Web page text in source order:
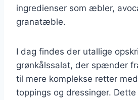
ingredienser som æbler,
granatæble.
I dag findes der utallige
grønkålssalat, der spænder
til mere komplekse retter
toppings og dressinger.